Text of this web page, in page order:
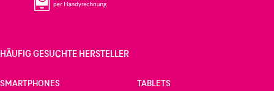
HÄUFIG GESUCHTE HERSTELLER
SMARTPHONES TABLETS